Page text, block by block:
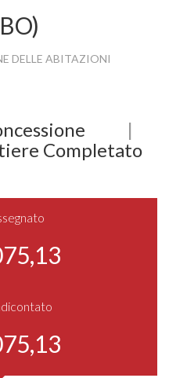
DELLE ABITAZIONI
|
Completato